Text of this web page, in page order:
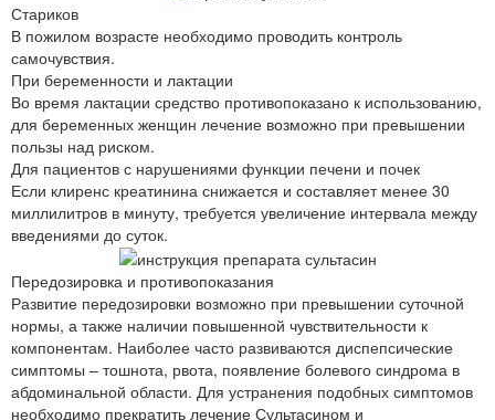
Стариков
В пожилом возрасте необходимо проводить контроль
самочувствия.
При беременности и лактации
Во время лактации средство противопоказано к использованию,
для беременных женщин лечение возможно при превышении
пользы над риском.
Для пациентов с нарушениями функции печени и почек
Если клиренс креатинина снижается и составляет менее 30
миллилитров в минуту, требуется увеличение интервала между
введениями до суток.
Передозировка и противопоказания
Развитие передозировки возможно при превышении суточной
нормы, а также наличии повышенной чувствительности к
компонентам. Наиболее часто развиваются диспепсические
симптомы – тошнота, рвота, появление болевого синдрома в
абдоминальной области. Для устранения подобных симптомов
необходимо прекратить лечение Сультасином и